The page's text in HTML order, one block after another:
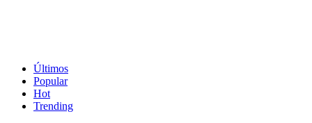
Últimos
Popular
Hot
Trending